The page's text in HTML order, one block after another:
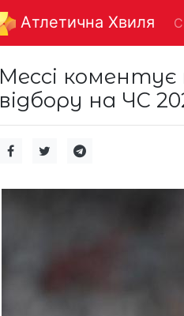
Aтлетична Хвиля
Мессі
відбору на ЧС